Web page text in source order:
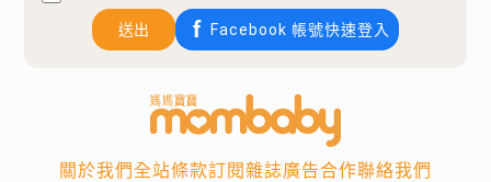
送出 Facebook 帳號快速登入
關於我們全站條款訂閱雜誌廣告合作聯絡我們